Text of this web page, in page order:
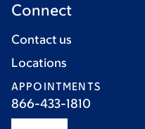
Connect
Contact us
Locations
APPOINTMENTS
866-433-1810